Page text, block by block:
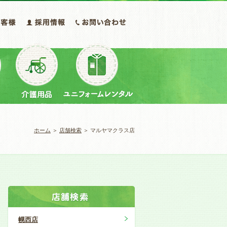
ホーム ＞ 店舗検索 ＞ マルヤマクラス店
幌西店